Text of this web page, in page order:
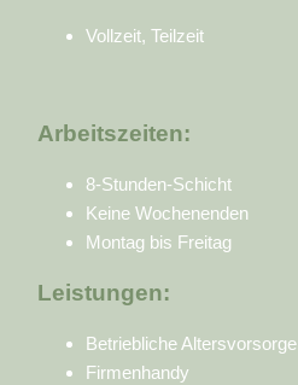
Vollzeit, Teilzeit
Arbeitszeiten:
8-Stunden-Schicht
Keine Wochenenden
Montag bis Freitag
Leistungen:
Betriebliche Altersvorsorge
Firmenhandy